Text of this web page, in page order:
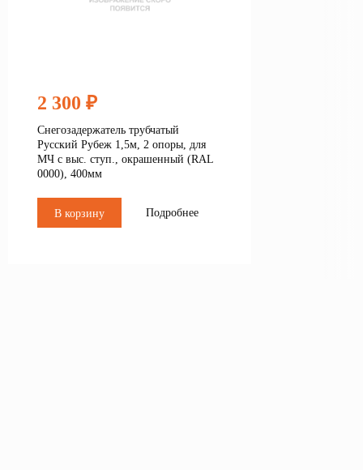
2 300 ₽
Снегозадержатель трубчатый
Русский Рубеж 1,5м, 2 опоры, для
МЧ с выс. ступ., окрашенный (RAL
0000), 400мм
В корзину Подробнее